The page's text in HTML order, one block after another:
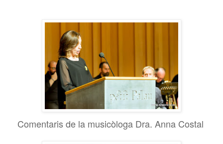
Comentaris de la musicòloga Dra. Anna Costal